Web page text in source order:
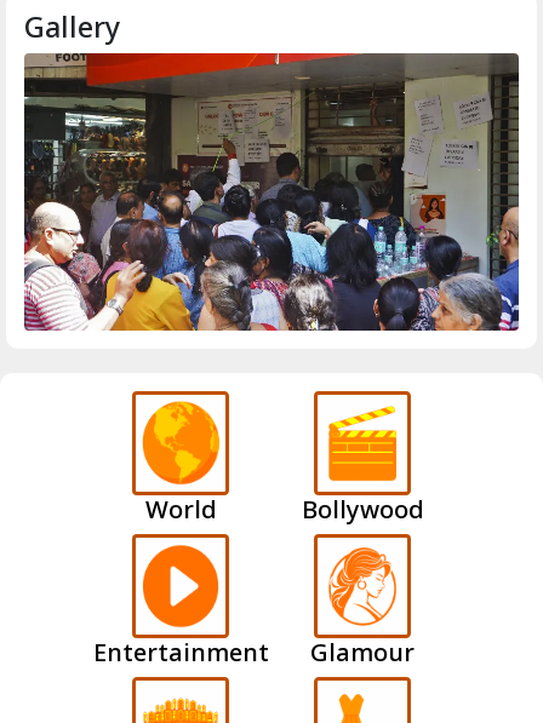
Gallery
World Bollywood
Entertainment Glamour